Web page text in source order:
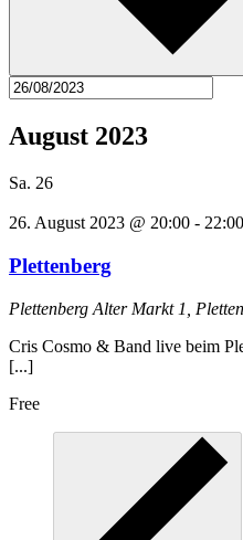
August 2023
Sa. 26
26. August 2023 @ 20:00 - 22:00
Plettenberg
Plettenberg Alter Markt 1,
Cris Cosmo & Band live beim
[...]
Free